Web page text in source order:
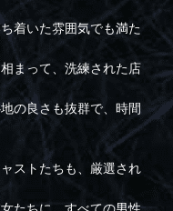
着いた雰囲気でも満た
まって、洗練された店
の良さも抜群で、時間
ストたちも、厳選され